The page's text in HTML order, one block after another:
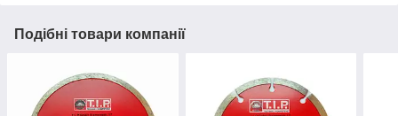
Подібні товари компанії